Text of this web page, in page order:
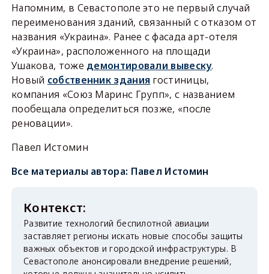
Напомним, в Севастополе это не первый случай
переименования зданий, связанный с отказом от
названия «Украина». Ранее с фасада арт-отеля
«Украина», расположенного на площади
Ушакова, тоже демонтировали вывеску.
Новый собственник здания гостиницы,
компания «Союз Маринс Групп», с названием
пообещала определиться позже, «после
реновации».
Павел Истомин
Все материалы автора: Павел Истомин
Развитие технологий беспилотной авиации
заставляет регионы искать новые способы защиты
важных объектов и городской инфраструктуры. В
Севастополе анонсировали внедрение решений,